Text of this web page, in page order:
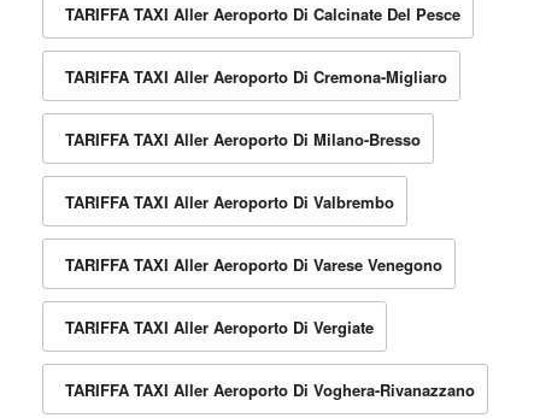
TARIFFA TAXI Aller Aeroporto Di Calcinate Del Pesce
TARIFFA TAXI Aller Aeroporto Di Cremona-Migliaro
TARIFFA TAXI Aller Aeroporto Di Milano-Bresso
TARIFFA TAXI Aller Aeroporto Di Valbrembo
TARIFFA TAXI Aller Aeroporto Di Varese Venegono
TARIFFA TAXI Aller Aeroporto Di Vergiate
TARIFFA TAXI Aller Aeroporto Di Voghera-Rivanazzano